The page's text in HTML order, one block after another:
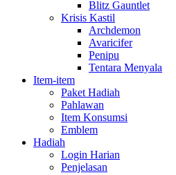
Blitz Gauntlet
Krisis Kastil
Archdemon
Avaricifer
Penipu
Tentara Menyala
Item-item
Paket Hadiah
Pahlawan
Item Konsumsi
Emblem
Hadiah
Login Harian
Penjelasan